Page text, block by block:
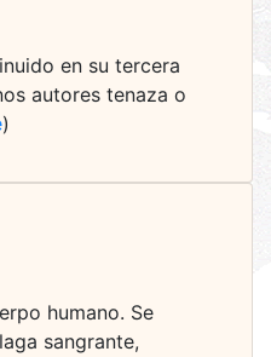
en su tercera
autores tenaza o
)
humano. Se
sangrante,